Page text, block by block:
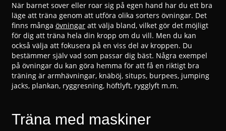
När barnet sover eller roar sig på egen hand har du ett bra
läge att träna genom att utföra olika sorters övningar. Det
finns mångaövningar att välja bland, vilket gör det möjligt
för dig att träna hela din kropp om du vill. Men du kan
också välja att fokusera på en viss del av kroppen. Du
bestämmer själv vad som passar dig bäst. Några exempel
på övningar du kan göra hemma för att få en riktigt bra
träning är armhävningar, knäböj, situps, burpees, jumping
jacks, plankan, ryggresning, höftlyft, rygglyft m.m.
Träna med maskiner